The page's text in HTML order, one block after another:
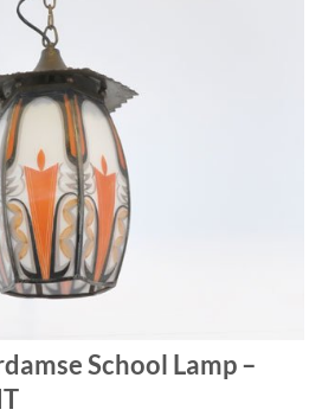
School Lamp –